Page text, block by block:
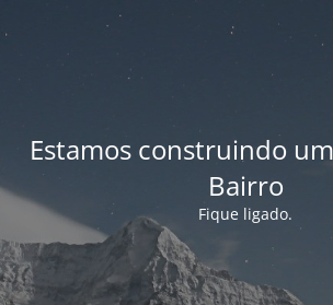
Estamos construindo
Bairro
Fique ligado.